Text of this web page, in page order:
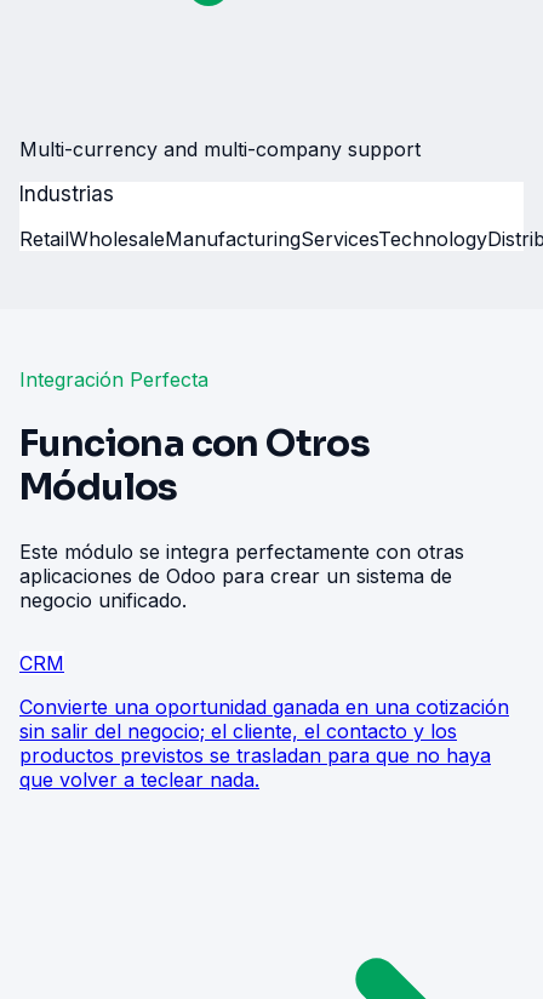
Multi-currency and multi-company support
Industrias
RetailWholesaleManufacturingServicesTechnology
Integración Perfecta
Funciona con Otros
Módulos
Este módulo se integra perfectamente con otras
aplicaciones de Odoo para crear un sistema de
negocio unificado.
CRM
Convierte una oportunidad ganada en una cotización
sin salir del negocio; el cliente, el contacto y los
productos previstos se trasladan para que no haya
que volver a teclear nada.